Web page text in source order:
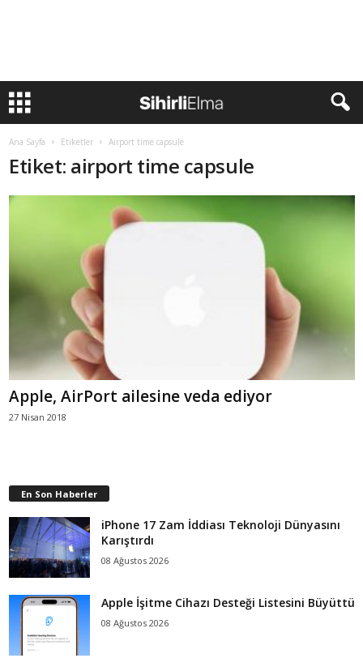
Ana Sayfa Etiketler Airport time capsule
Etiket: airport time capsule
Apple, AirPort ailesine veda ediyor
27 Nisan 2018
En Son Haberler
iPhone 17 Zam İddiası Teknoloji Dünyasını
Karıştırdı
08 Ağustos 2026
Apple İşitme Cihazı Desteği Listesini Büyüttü
08 Ağustos 2026